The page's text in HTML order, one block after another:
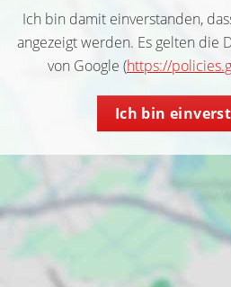
Ich bin damit einverstanden,
angezeigt werden. Es gelten die
von Google (https://
Ich bin